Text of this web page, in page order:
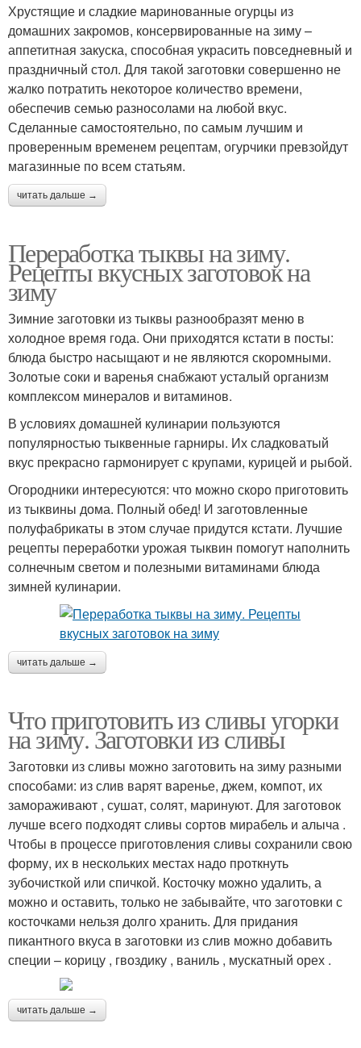
Хрустящие и сладкие маринованные огурцы из
домашних закромов, консервированные на зиму –
аппетитная закуска, способная украсить повседневный и
праздничный стол. Для такой заготовки совершенно не
жалко потратить некоторое количество времени,
обеспечив семью разносолами на любой вкус.
Сделанные самостоятельно, по самым лучшим и
проверенным временем рецептам, огурчики превзойдут
магазинные по всем статьям.
читать дальше →
Переработка тыквы на зиму.
Рецепты вкусных заготовок на
зиму
Зимние заготовки из тыквы разнообразят меню в
холодное время года. Они приходятся кстати в посты:
блюда быстро насыщают и не являются скоромными.
Золотые соки и варенья снабжают усталый организм
комплексом минералов и витаминов.
В условиях домашней кулинарии пользуются
популярностью тыквенные гарниры. Их сладковатый
вкус прекрасно гармонирует с крупами, курицей и рыбой.
Огородники интересуются: что можно скоро приготовить
из тыквины дома. Полный обед! И заготовленные
полуфабрикаты в этом случае придутся кстати. Лучшие
рецепты переработки урожая тыквин помогут наполнить
солнечным светом и полезными витаминами блюда
зимней кулинарии.
читать дальше →
Что приготовить из сливы угорки
на зиму. Заготовки из сливы
Заготовки из сливы можно заготовить на зиму разными
способами: из слив варят варенье, джем, компот, их
замораживают , сушат, солят, маринуют. Для заготовок
лучше всего подходят сливы сортов мирабель и алыча .
Чтобы в процессе приготовления сливы сохранили свою
форму, их в нескольких местах надо проткнуть
зубочисткой или спичкой. Косточку можно удалить, а
можно и оставить, только не забывайте, что заготовки с
косточками нельзя долго хранить. Для придания
пикантного вкуса в заготовки из слив можно добавить
специи – корицу , гвоздику , ваниль , мускатный орех .
читать дальше →